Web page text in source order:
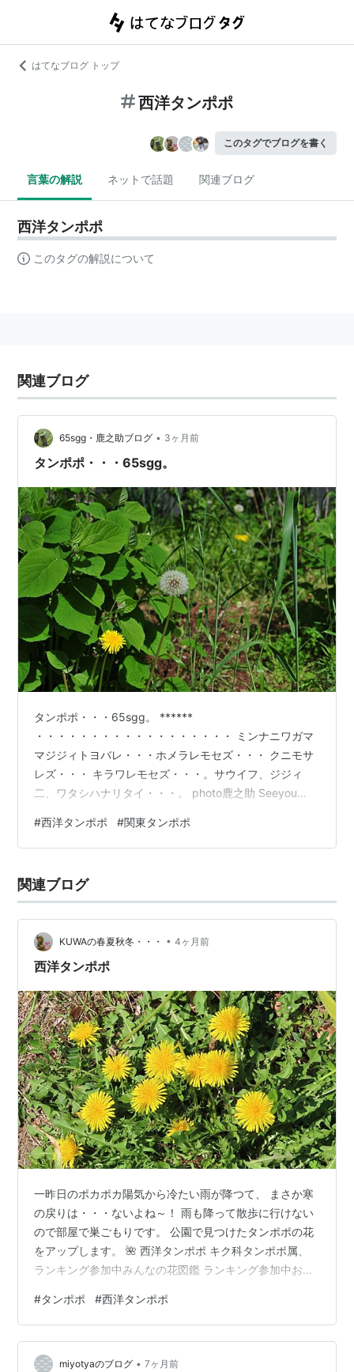
はてなブログ トップ
西洋タンポポ
このタグでブログを書く
言葉の解説 ネットで話題 関連ブログ
西洋タンポポ
このタグの解説について
関連ブログ
65sgg・鹿之助ブログ • 3ヶ月前
タンポポ・・・65sgg。
タンポポ・・・65sgg。 ******
・・・・・・・・・・・・・・・・・・ ミンナニワガマ
マジジィトヨバレ・・・ホメラレモセズ・・・ クニモサ
レズ・・・ キラワレモセズ・・・。サウイフ、ジジィ
二、ワタシハナリタイ・・・。 photo鹿之助 Seeyou
☆・☆・☆・☆・☆ ☆・☆・☆・☆・☆ ☆・☆・☆・
ありがと Thank you for reading インスタグラム
#西洋タンポポ #関東タンポポ
関連ブログ
KUWAの春夏秋冬・・・ • 4ヶ月前
西洋タンポポ
一昨日のポカポカ陽気から冷たい雨が降つて、 まさか寒
の戻りは・・・ないよね～！ 雨も降って散歩に行けない
ので部屋で巣ごもりです。 公園で見つけたタンポポの花
をアップします。 🌺 西洋タンポポ キク科タンポポ属、
ランキング参加中みんなの花図鑑 ランキング参加中お写
#タンポポ #西洋タンポポ
miyotyaのブログ • 7ヶ月前